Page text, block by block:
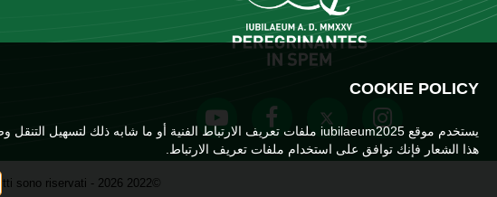
©2022 2026 - Copyright Dicastero per L'Evangelizzazione, Città del Vaticano. Tutti i diritti sono riservati.
COOKIE POLICY
يستخدم موقع iubilaeum2025 ملفات تعريف الارتباط الفنية أو ما شابه ذلك لتسهيل التنقل وضمان استخدام الخدمات وكذلك ملفات تعريف الارتباط للتحليل الفني والأطراف الثالثة. إذا كنت ترغب في معرفة المزيد
هذا الشعار فإنك توافق على استخدام ملفات تعريف الارتباط.